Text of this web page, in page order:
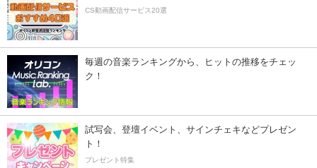
CS動画配信サービス20選
毎週の音楽ランキングから、ヒットの推移をチェッ
ク！
試写会、登壇イベント、サインチェキなどプレゼン
ト！
プレゼント特集